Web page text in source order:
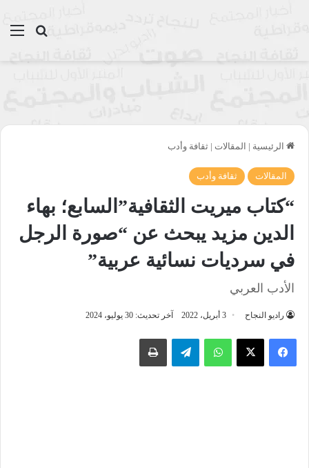
بحث
الرئيسية | المقالات | ثقافة وأدب
المقالات ثقافة وأدب
“كتاب ميريت الثقافية”السابع؛ بهاء
الدين مزيد يبحث عن “صورة الرجل
في سرديات نسائية عربية”
الأدب العربي
راديو النجاح 3 أبريل، 2022 آخر تحديث: 30 يوليو، 2024
واتساب تيلقرام طباعة